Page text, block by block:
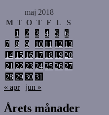
maj 2018
M T O T F L
S
1
2 3 4 5
6
7
8 9 10 11 12 13
14 15 16 17 18 19 20
21 22 23 24 25 26 27
28 29 30 31
« apr
jun »
Årets månader